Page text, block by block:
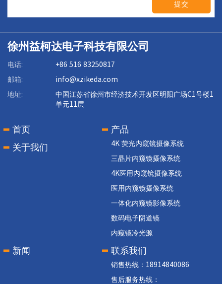
提交
徐州益柯达电子科技有限公司
电话: +86 516 83250817
邮箱: info@xzikeda.com
地址:
中国江苏省徐州市经济技术开发区明阳广场C1号楼1
单元11层
首页
关于我们
产品
4K 荧光内窥镜摄像系统
三晶片内窥镜摄像系统
4K医用内窥镜摄像系统
医用内窥镜摄像系统
一体化内窥镜影像系统
数码电子阴道镜
内窥镜冷光源
新闻 联系我们
销售热线：18914840086
售后服务热线：